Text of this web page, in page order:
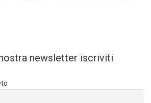
newsletter iscriviti